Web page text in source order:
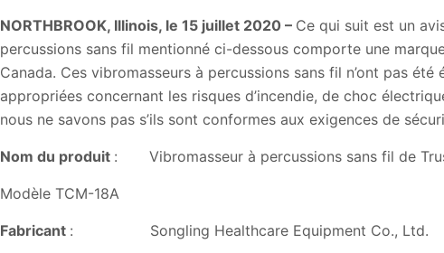
NORTHBROOK, Illinois, le 15 juillet 2020 – Ce qui suit est un
percussions sans fil mentionné ci-dessous comporte une
Canada. Ces vibromasseurs à percussions sans fil n’ont pas
appropriées concernant les risques d’incendie, de choc
nous ne savons pas s’ils sont conformes aux exigences de
Nom du produit : Vibromasseur à percussions sans fil de
Modèle TCM-18A
Fabricant : Songling Healthcare Equipment Co., Ltd.